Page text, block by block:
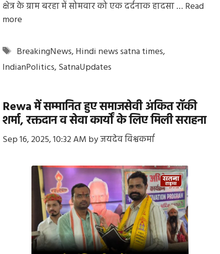
क्षेत्र के ग्राम बरहा में सोमवार को एक दर्दनाक हादसा … Read
more
Tags
BreakingNews,Hindi news satna times,
IndianPolitics,SatnaUpdates
Rewa में सम्मानित हुए समाजसेवी अंकित रॉकी
शर्मा, रक्तदान व सेवा कार्यों के लिए मिली सराहना
Sep 16, 2025, 10:32 AM byजयदेव विश्वकर्मा